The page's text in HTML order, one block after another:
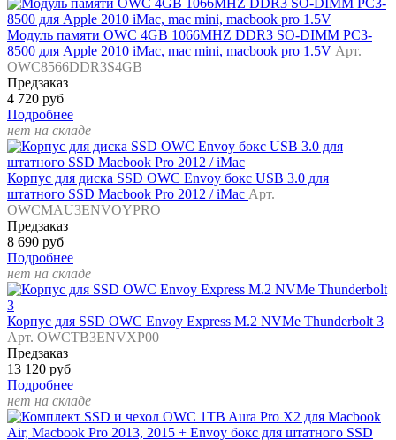
Модуль памяти OWC 4GB 1066MHZ DDR3 SO-DIMM PC3-
8500 для Apple 2010 iMac, mac mini, macbook pro 1.5V Арт.
OWC8566DDR3S4GB
Предзаказ
4 720 руб
Подробнее
нет на складе
Корпус для диска SSD OWC Envoy бокс USB 3.0 для
штатного SSD Macbook Pro 2012 / iMac Арт.
OWCMAU3ENVOYPRO
Предзаказ
8 690 руб
Подробнее
нет на складе
Корпус для SSD OWC Envoy Express M.2 NVMe Thunderbolt 3
Арт. OWCTB3ENVXP00
Предзаказ
13 120 руб
Подробнее
нет на складе